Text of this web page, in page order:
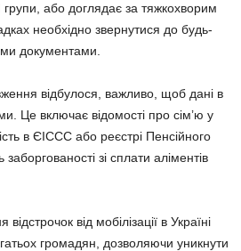
групи, або доглядає за тяжкохворим
необхідно звернутися до будь-
документами.
відбулося, важливо, щоб дані в
Це включає відомості про сім’ю у
в ЄІССС або реєстрі Пенсійного
зі сплати аліментів
від мобілізації в Україні
громадян, дозволяючи уникнути